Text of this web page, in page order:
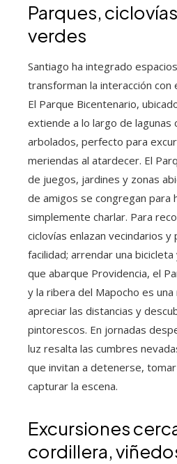
Parques,
verdes
Santiago ha integrado
transforman la interacción con
El Parque Bicentenario,
extiende a lo largo de lagunas
arbolados, perfecto para
meriendas al atardecer. El
de juegos, jardines y zonas
de amigos se congregan para
simplemente charlar. Para
ciclovías enlazan vecindarios
facilidad; arrendar una
que abarque Providencia, el
y la ribera del Mapocho es
apreciar las distancias y
pintorescos. En jornadas
luz resalta las cumbres
que invitan a detenerse,
capturar la escena.
Excursiones
cordillera,